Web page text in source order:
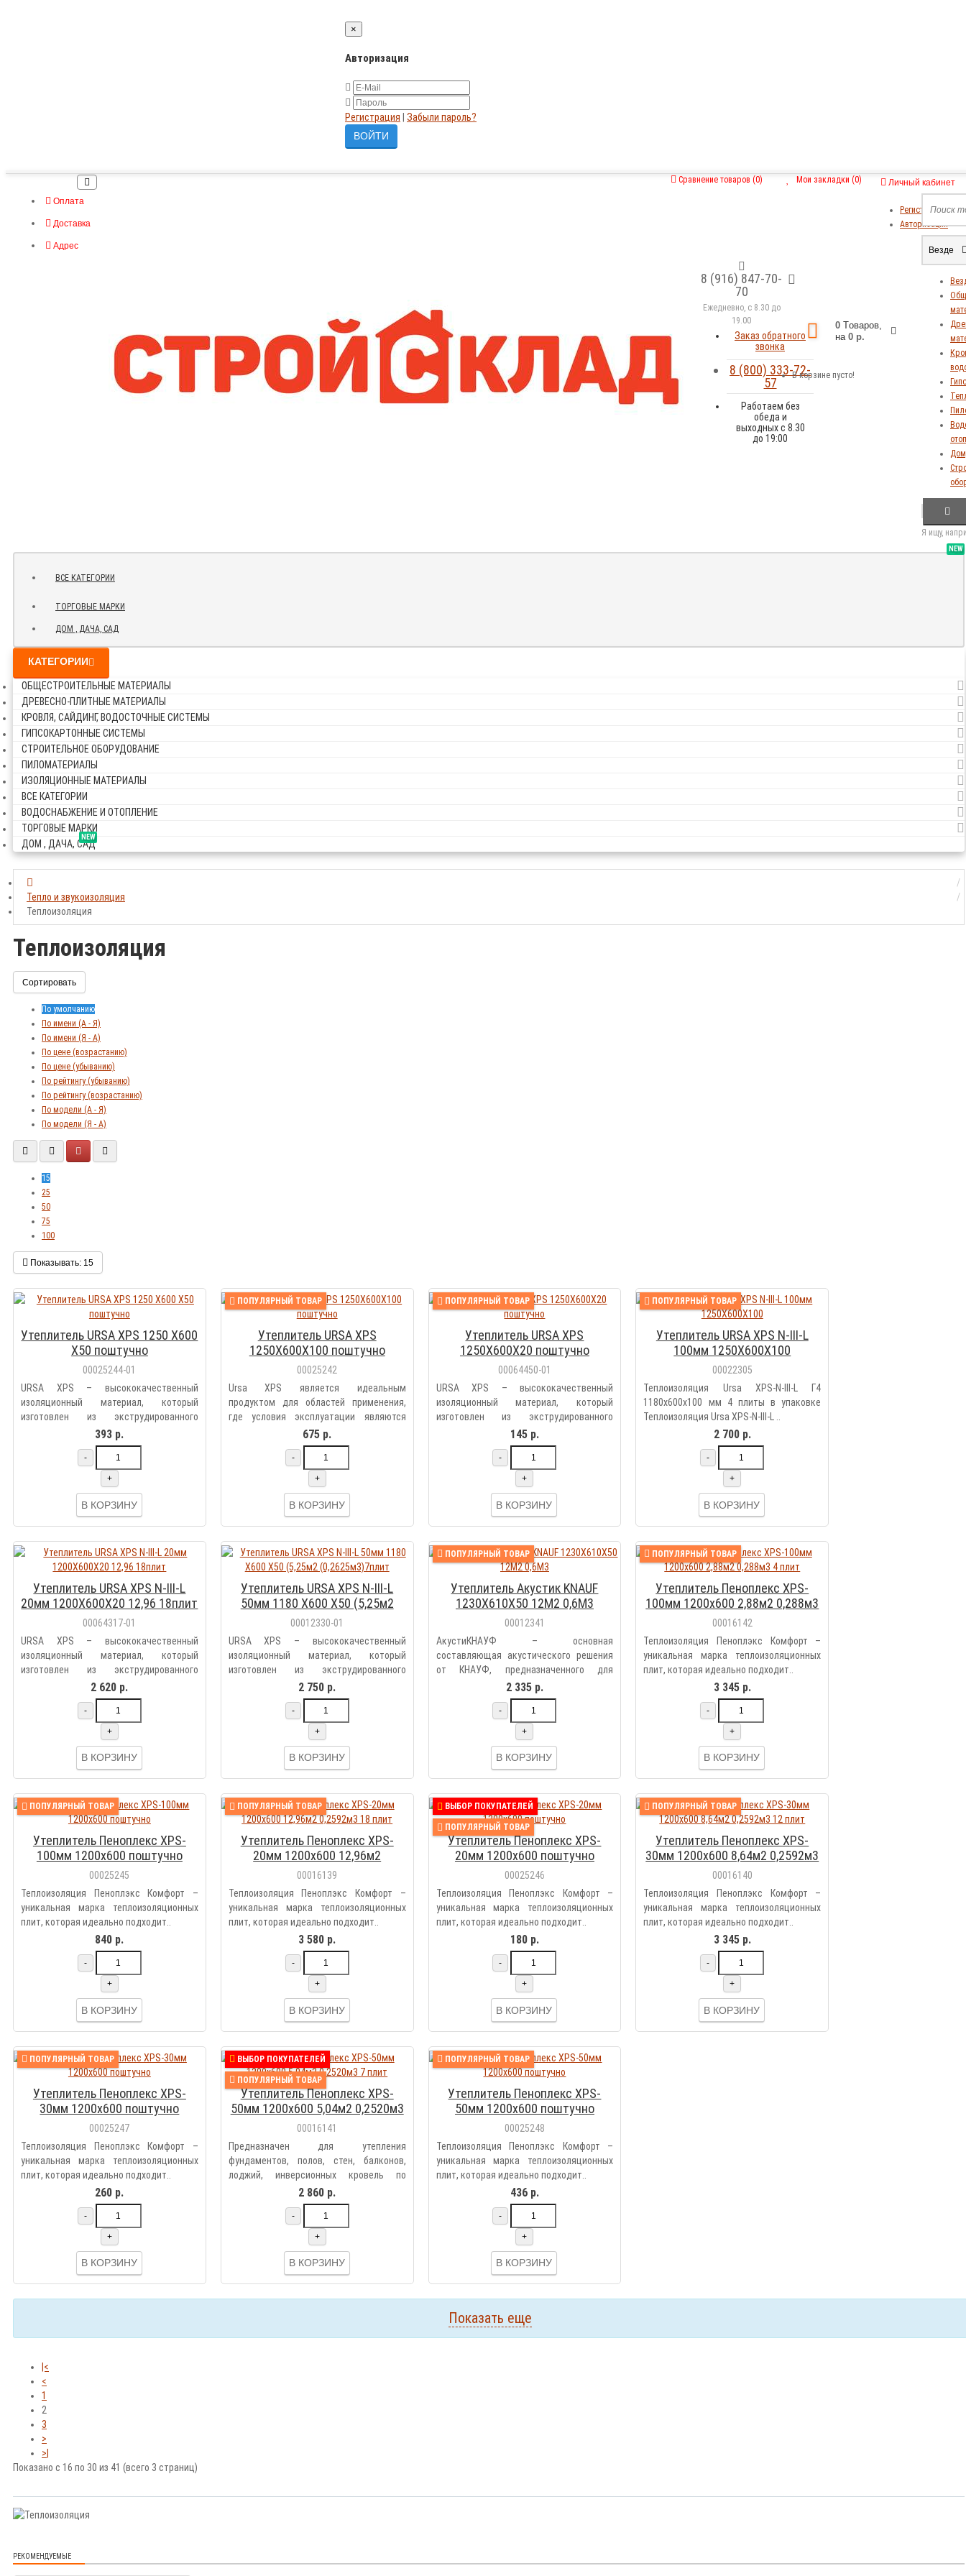
×
Авторизация
Регистрация Забыли пароль?
Оплата
Доставка
Адрес
Личный кабинет
Регистрация
Авторизация
Мои закладки (0)
Сравнение товаров (0)
8 (916) 847-70-
70
Ежедневно, с 8.30 до
19.00
Заказ обратного
звонка
8 (800) 333-72-
57
Работаем без
обеда и
выходных с 8.30
до 19:00
0 Tоваров,
на 0 р.
В корзине пусто!
Везде
Я ищу,
ВСЕ КАТЕГОРИИ
ТОРГОВЫЕ МАРКИ
NEW
ДОМ , ДАЧА, САД
КАТЕГОРИИ
ОБЩЕСТРОИТЕЛЬНЫЕ МАТЕРИАЛЫ
ДРЕВЕСНО-ПЛИТНЫЕ МАТЕРИАЛЫ
КРОВЛЯ, САЙДИНГ, ВОДОСТОЧНЫЕ СИСТЕМЫ
ГИПСОКАРТОННЫЕ СИСТЕМЫ
СТРОИТЕЛЬНОЕ ОБОРУДОВАНИЕ
ПИЛОМАТЕРИАЛЫ
ИЗОЛЯЦИОННЫЕ МАТЕРИАЛЫ
ВСЕ КАТЕГОРИИ
ВОДОСНАБЖЕНИЕ И ОТОПЛЕНИЕ
ТОРГОВЫЕ МАРКИ
NEW
ДОМ , ДАЧА, САД
Тепло и звукоизоляция
Теплоизоляция
Теплоизоляция
Сортировать
По умолчанию
По имени (A - Я)
По имени (Я - A)
По цене (возрастанию)
По цене (убыванию)
По рейтингу (убыванию)
По рейтингу (возрастанию)
По модели (A - Я)
По модели (Я - A)
15
25
50
75
100
Показывать: 15
Утеплитель URSA XPS 1250 Х600
Х50 поштучно
00025244-01
URSA XPS – высококачественный
изоляционный материал, который
изготовлен из экструдированного
393 р.
-
+
В КОРЗИНУ
ПОПУЛЯРНЫЙ ТОВАР
Утеплитель URSA XPS
1250Х600Х100 поштучно
00025242
Ursa XPS является идеальным
продуктом для областей применения,
где условия эксплуатации являются
675 р.
-
+
В КОРЗИНУ
ПОПУЛЯРНЫЙ ТОВАР
Утеплитель URSA XPS
1250Х600Х20 поштучно
00064450-01
URSA XPS – высококачественный
изоляционный материал, который
изготовлен из экструдированного
145 р.
-
+
В КОРЗИНУ
ПОПУЛЯРНЫЙ ТОВАР
Утеплитель URSA XPS N-III-L
100мм 1250Х600Х100
00022305
Теплоизоляция Ursa XPS-N-III-L Г4
1180х600х100 мм 4 плиты в упаковке
Теплоизоляция Ursa XPS-N-III-L ..
2 700 р.
-
+
В КОРЗИНУ
Утеплитель URSA XPS N-III-L
20мм 1200Х600Х20 12,96 18плит
00064317-01
URSA XPS – высококачественный
изоляционный материал, который
изготовлен из экструдированного
2 620 р.
-
+
В КОРЗИНУ
Утеплитель URSA XPS N-III-L
50мм 1180 Х600 Х50 (5,25м2
(0,2625м3)7плит
00012330-01
URSA XPS – высококачественный
изоляционный материал, который
изготовлен из экструдированного
2 750 р.
-
+
В КОРЗИНУ
ПОПУЛЯРНЫЙ ТОВАР
Утеплитель Акустик KNAUF
1230Х610Х50 12М2 0,6М3
00012341
АкустиКНАУФ – основная
составляющая акустического решения
от КНАУФ, предназначенного для
2 335 р.
-
+
В КОРЗИНУ
ПОПУЛЯРНЫЙ ТОВАР
Утеплитель Пеноплекс XPS-
100мм 1200х600 2,88м2 0,288м3
4 плит
00016142
Теплоизоляция Пеноплэкс Комфорт –
уникальная марка теплоизоляционных
плит, которая идеально подходит..
3 345 р.
-
+
В КОРЗИНУ
ПОПУЛЯРНЫЙ ТОВАР
Утеплитель Пеноплекс XPS-
100мм 1200х600 поштучно
00025245
Теплоизоляция Пеноплэкс Комфорт –
уникальная марка теплоизоляционных
плит, которая идеально подходит..
840 р.
-
+
В КОРЗИНУ
ПОПУЛЯРНЫЙ ТОВАР
Утеплитель Пеноплекс XPS-
20мм 1200х600 12,96м2
0,2592м3 18 плит
00016139
Теплоизоляция Пеноплэкс Комфорт –
уникальная марка теплоизоляционных
плит, которая идеально подходит..
3 580 р.
-
+
В КОРЗИНУ
ВЫБОР ПОКУПАТЕЛЕЙ
ПОПУЛЯРНЫЙ ТОВАР
Утеплитель Пеноплекс XPS-
20мм 1200х600 поштучно
00025246
Теплоизоляция Пеноплэкс Комфорт –
уникальная марка теплоизоляционных
плит, которая идеально подходит..
180 р.
-
+
В КОРЗИНУ
ПОПУЛЯРНЫЙ ТОВАР
Утеплитель Пеноплекс XPS-
30мм 1200х600 8,64м2 0,2592м3
12 плит
00016140
Теплоизоляция Пеноплэкс Комфорт –
уникальная марка теплоизоляционных
плит, которая идеально подходит..
3 345 р.
-
+
В КОРЗИНУ
ПОПУЛЯРНЫЙ ТОВАР
Утеплитель Пеноплекс XPS-
30мм 1200х600 поштучно
00025247
Теплоизоляция Пеноплэкс Комфорт –
уникальная марка теплоизоляционных
плит, которая идеально подходит..
260 р.
-
+
В КОРЗИНУ
ВЫБОР ПОКУПАТЕЛЕЙ
ПОПУЛЯРНЫЙ ТОВАР
Утеплитель Пеноплекс XPS-
50мм 1200х600 5,04м2 0,2520м3
7 плит
00016141
Предназначен для утепления
фундаментов, полов, стен, балконов,
лоджий, инверсионных кровель по
2 860 р.
-
+
В КОРЗИНУ
ПОПУЛЯРНЫЙ ТОВАР
Утеплитель Пеноплекс XPS-
50мм 1200х600 поштучно
00025248
Теплоизоляция Пеноплэкс Комфорт –
уникальная марка теплоизоляционных
плит, которая идеально подходит..
436 р.
-
+
В КОРЗИНУ
Показать еще
|<
<
1
2
3
>
>|
Показано с 16 по 30 из 41 (всего 3 страниц)
РЕКОМЕНДУЕМЫЕ